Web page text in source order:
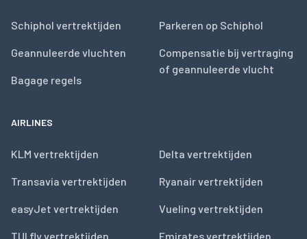
Schiphol vertrektijden
Geannuleerde vluchten
Bagage regels
Parkeren op Schiphol
Compensatie bij vertraging
of geannuleerde vlucht
AIRLINES
KLM vertrektijden
Transavia vertrektijden
easyJet vertrektijden
TUI fly vertrektijden
Delta vertrektijden
Ryanair vertrektijden
Vueling vertrektijden
Emirates vertrektijden